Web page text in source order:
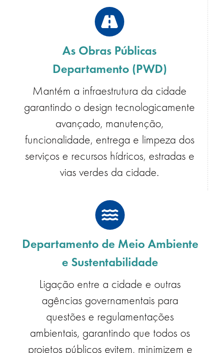
As Obras Públicas
Departamento (PWD)
Mantém a infraestrutura da cidade
garantindo o design tecnologicamente
avançado, manutenção,
funcionalidade, entrega e limpeza dos
serviços e recursos hídricos, estradas e
vias verdes da cidade.
Departamento de Meio Ambiente
e Sustentabilidade
Ligação entre a cidade e outras
agências governamentais para
questões e regulamentações
ambientais, garantindo que todos os
projetos públicos evitem, minimizem e